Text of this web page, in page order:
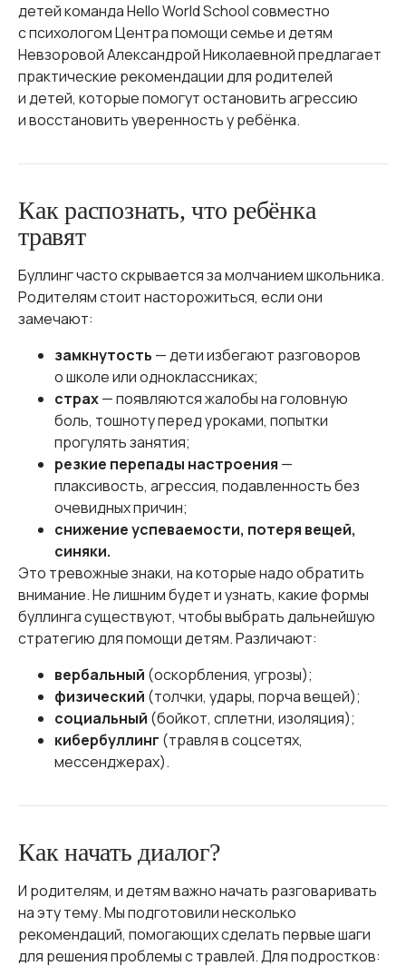
детей команда Hello World School совместно
с психологом Центра помощи семье и детям
Невзоровой Александрой Николаевной предлагает
практические рекомендации для родителей
и детей, которые помогут остановить агрессию
и восстановить уверенность у ребёнка.
Как распознать, что ребёнка
травят
Буллинг часто скрывается за молчанием школьника.
Родителям стоит насторожиться, если они
замечают:
замкнутость — дети избегают разговоров
о школе или одноклассниках;
страх— появляются жалобы на головную
боль, тошноту перед уроками, попытки
прогулять занятия;
резкие перепады настроения —
плаксивость, агрессия, подавленность без
очевидных причин;
снижение успеваемости, потеря вещей,
синяки.
Это тревожные знаки, на которые надо обратить
внимание. Не лишним будет и узнать, какие формы
буллинга существуют, чтобы выбрать дальнейшую
стратегию для помощи детям. Различают:
вербальный (оскорбления, угрозы);
физический (толчки, удары, порча вещей);
социальный (бойкот, сплетни, изоляция);
кибербуллинг (травля в соцсетях,
мессенджерах).
Как начать диалог?
И родителям, и детям важно начать разговаривать
на эту тему. Мы подготовили несколько
рекомендаций, помогающих сделать первые шаги
для решения проблемы с травлей. Для подростков: